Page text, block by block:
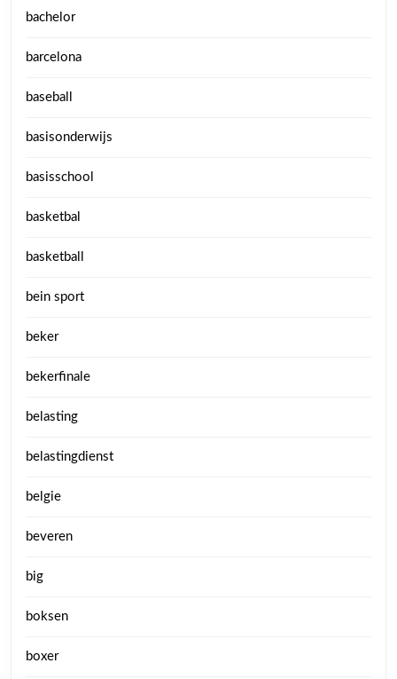
bachelor
barcelona
baseball
basisonderwijs
basisschool
basketbal
basketball
bein sport
beker
bekerfinale
belasting
belastingdienst
belgie
beveren
big
boksen
boxer